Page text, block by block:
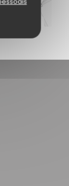
numa nova